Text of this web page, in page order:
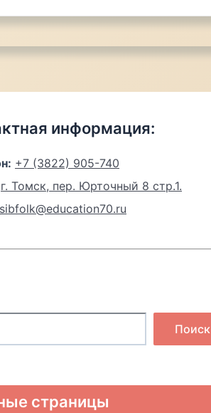
информация:
+7 (3822) 905-740
г. Томск, пер. Юрточный 8 стр.1.
sibfolk@education70.ru
Поиск
страницы